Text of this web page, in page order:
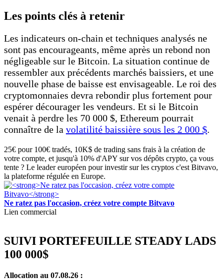
Les points clés à retenir
Les indicateurs on-chain et techniques analysés ne
sont pas encourageants, même après un rebond non
négligeable sur le Bitcoin. La situation continue de
ressembler aux précédents marchés baissiers, et une
nouvelle phase de baisse est envisageable. Le roi des
cryptomonnaies devra rebondir plus fortement pour
espérer décourager les vendeurs. Et si le Bitcoin
venait à perdre les 70 000 $, Ethereum pourrait
connaître de la volatilité baissière sous les 2 000 $.
25€ pour 100€ tradés, 10K$ de trading sans frais à la création de
votre compte, et jusqu'à 10% d'APY sur vos dépôts crypto, ça vous
tente ? Le leader européen pour investir sur les cryptos c'est Bitvavo,
la plateforme régulée en Europe.
Ne ratez pas l'occasion, créez votre compte Bitvavo
Lien commercial
SUIVI PORTEFEUILLE STEADY LADS
100 000$
Allocation au 07.08.26 :